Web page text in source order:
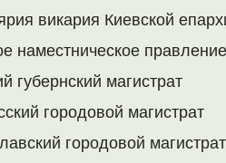
викария Киевской
наместническое правление
губернский магистрат
городовой магистрат
городовой магистрат